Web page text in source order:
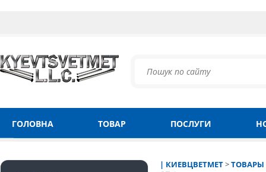
ГОЛОВНА ТОВАР ПОСЛУГИ
| КИЕВЦВЕТМЕТ>ТОВАРЫ